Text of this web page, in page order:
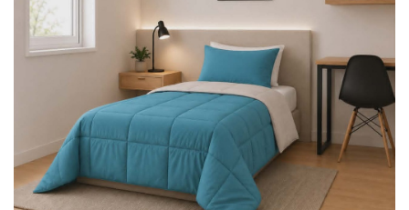
Trocas e Devoluções
Termos e condições